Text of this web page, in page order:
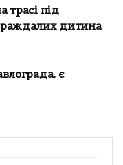
трасі під
дитина
є